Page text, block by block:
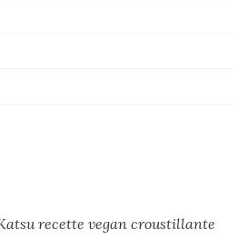
recette vegan croustillante